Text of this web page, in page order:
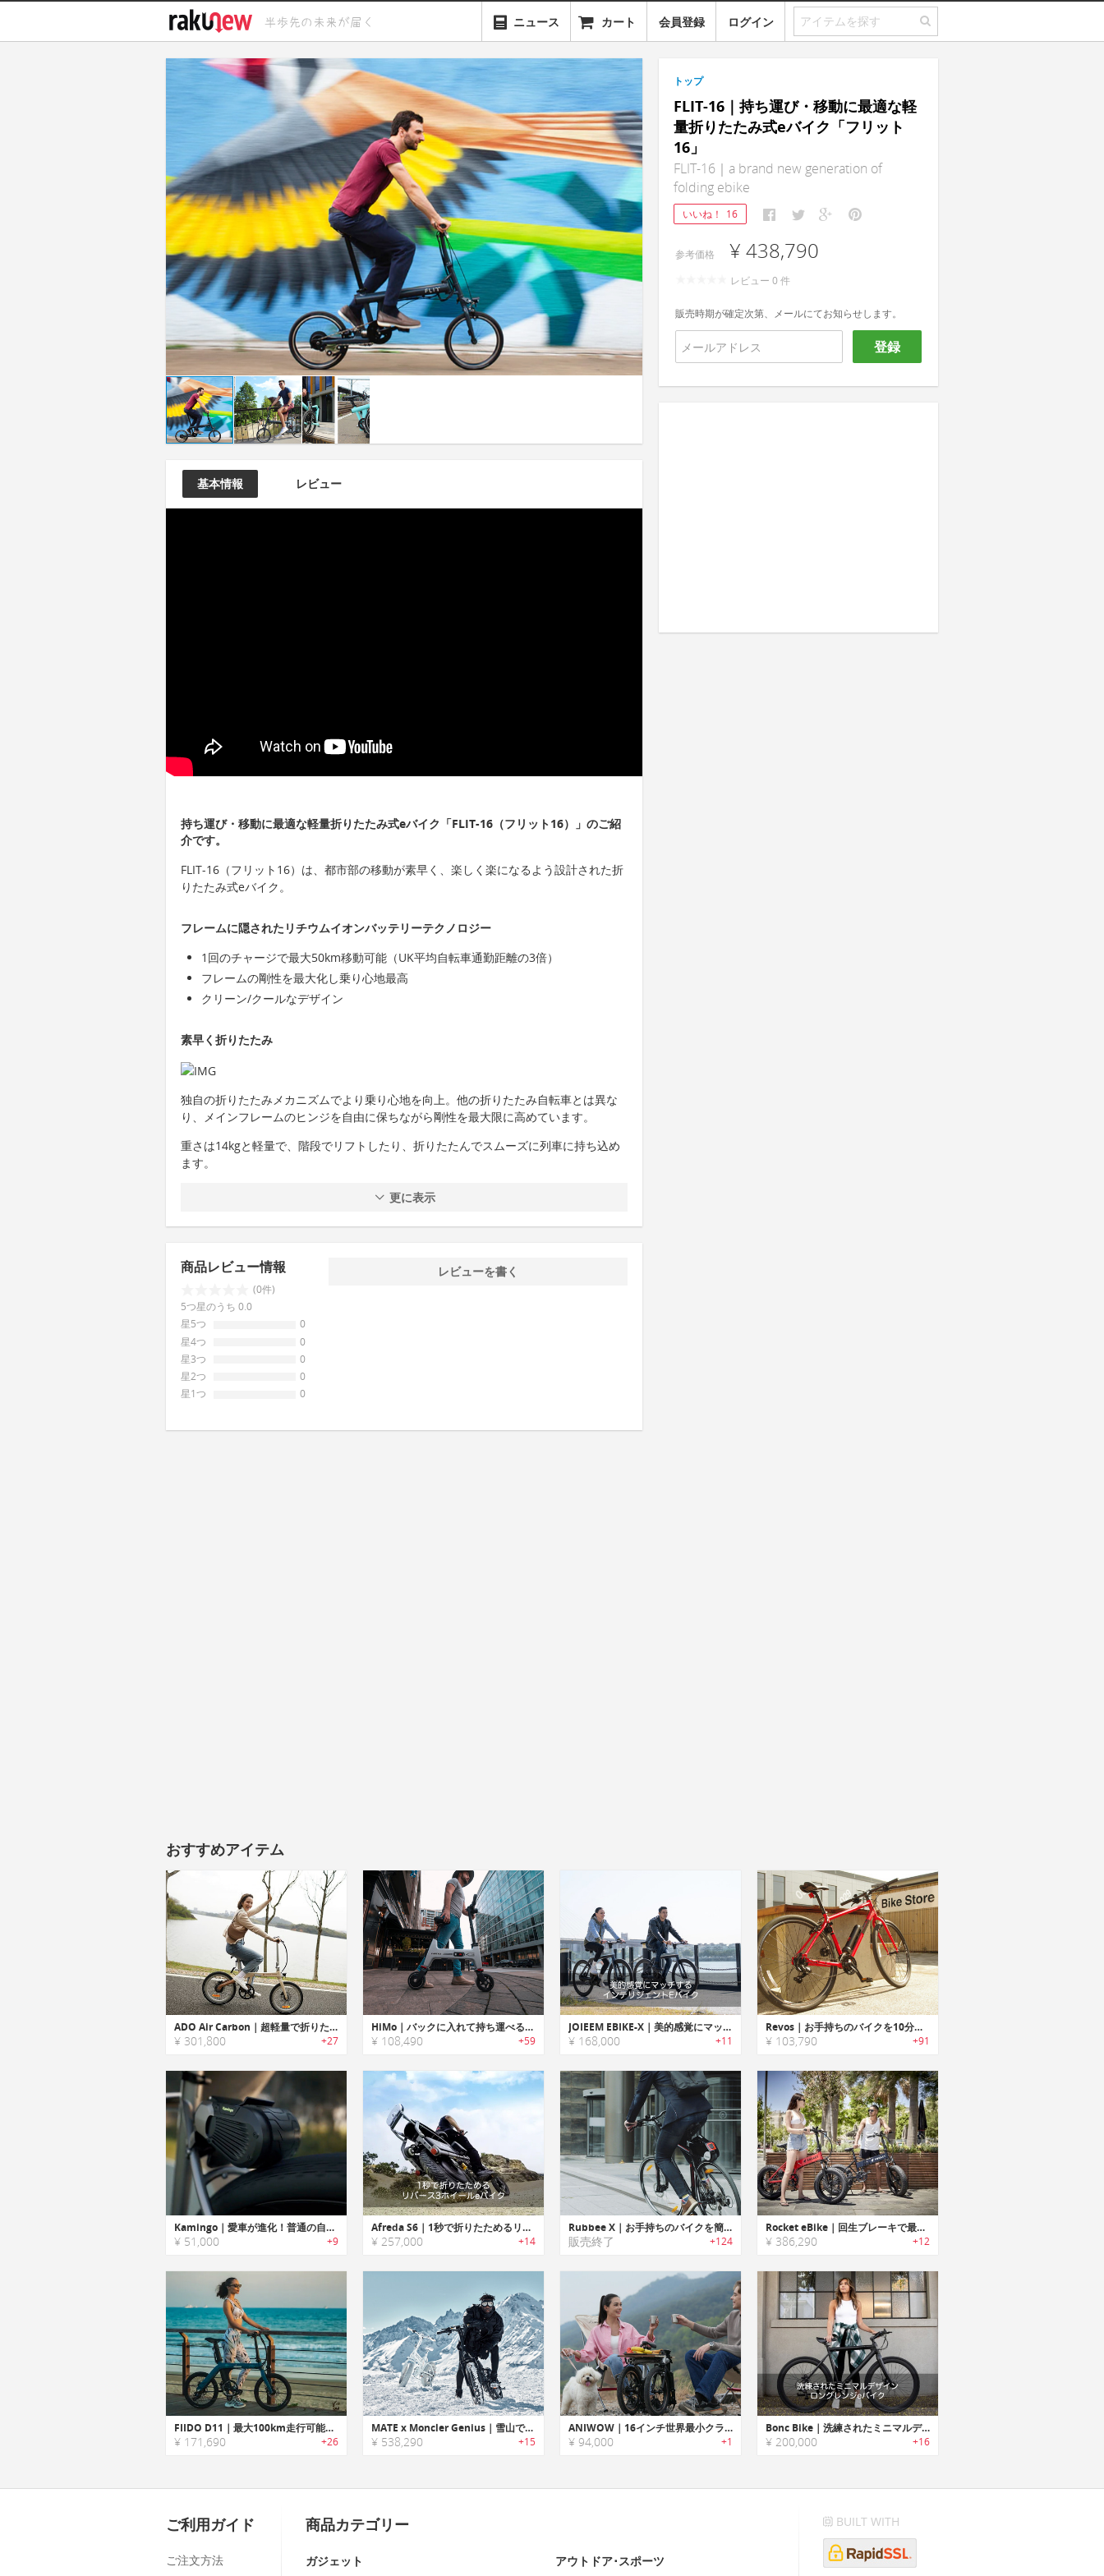
ニュース カート 会員登録 ログイン
基本情報 レビュー
持ち運び・移動に最適な軽量折りたたみ式eバイク「FLIT-16（フリット16）」のご紹
介です。
FLIT-16（フリット16）は、都市部の移動が素早く、楽しく楽になるよう設計された折
りたたみ式eバイク。
フレームに隠されたリチウムイオンバッテリーテクノロジー
1回のチャージで最大50km移動可能（UK平均自転車通勤距離の3倍）
フレームの剛性を最大化し乗り心地最高
クリーン/クールなデザイン
素早く折りたたみ
独自の折りたたみメカニズムでより乗り心地を向上。他の折りたたみ自転車とは異な
り、メインフレームのヒンジを自由に保ちながら剛性を最大限に高めています。
重さは14kgと軽量で、階段でリフトしたり、折りたたんでスムーズに列車に持ち込め
ます。
更に表示
商品レビュー情報
(0件)
5つ星のうち 0.0
星5つ
0
星4つ
0
星3つ
0
星2つ
0
星1つ
0
レビューを書く
トップ
FLIT-16｜持ち運び・移動に最適な軽
量折りたたみ式eバイク「フリット
16」
FLIT-16｜a brand new generation of
folding ebike
いいね！ 16
参考価格 ¥ 438,790
レビュー 0 件
販売時期が確定次第、メールにてお知らせします。
登録
おすすめアイテム
ADO Air Carbon｜超軽量で折りたたみ可能なEバイク
¥ 301,800 +27
HiMo｜バックに入れて持ち運べるコンパクトサイズ折りたたみ式Eバイク「ヒーモー」
¥ 108,490 +59
JOIEEM EBIKE-X｜美的感覚にマッチするインテリジェントEバイク
¥ 168,000 +11
Revos｜お手持ちのバイクを10分でeバイクに変身させるキット「レボス」
¥ 103,790 +91
Kamingo｜愛車が進化！普通の自転車を750WのEバイクに変える取り付けデバイス
¥ 51,000 +9
Afreda S6｜1秒で折りたためるリバース3ホイールeバイク「アフレダS6」
¥ 257,000 +14
Rubbee X｜お手持ちのバイクを簡単に電動バイクに変身させる「ラビーX」
販売終了 +124
Rocket eBike｜回生ブレーキで最大160km走行可能な折りたたみeバイク「ロケット」
¥ 386,290 +12
FIIDO D11｜最大100km走行可能な折りたたみ式アーバンeバイク「フィードー」
¥ 171,690 +26
MATE x Moncler Genius｜雪山でもライドが楽しめる折りたたみ式パワフルeバイク「ジーニアス」
¥ 538,290 +15
ANIWOW｜16インチ世界最小クラスのコンパクト折りたたみ自転車
¥ 94,000 +1
Bonc Bike｜洗練されたミニマルデザインロングレンジeバイク「ボンクバイク」
¥ 200,000 +16
ご利用ガイド
ご注文方法
商品カテゴリー
ガジェット アウトドア･スポーツ
BUILT WITH